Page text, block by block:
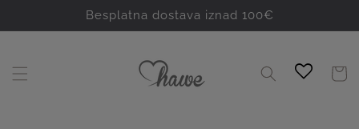
sadržaj
Besplatna dostava iznad 100€